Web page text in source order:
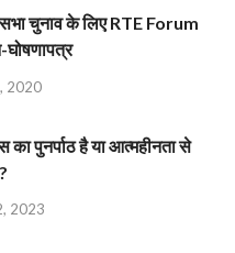
चुनाव के लिए RTE Forum
घोषणापत्र
2020
का पुनर्पाठ है या आत्महीनता से
2023